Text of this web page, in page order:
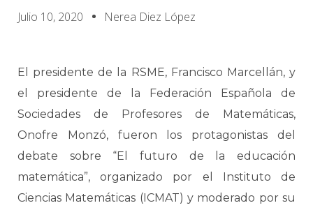
Julio 10, 2020 Nerea Diez López
El presidente de la RSME, Francisco Marcellán, y
el presidente de la Federación Española de
Sociedades de Profesores de Matemáticas,
Onofre Monzó, fueron los protagonistas del
debate sobre “El futuro de la educación
matemática”, organizado por el Instituto de
Ciencias Matemáticas (ICMAT) y moderado por su